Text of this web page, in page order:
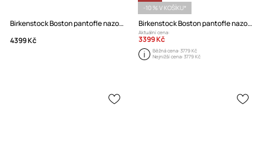
Birkenstock Boston pantofle nazouváky z nubuku
4399 Kč
-10 % V KOŠÍKU*
Birkenstock Boston pantofle nazouváky pánské semišové
Aktuální cena:
3399 Kč
Běžná cena:3779 Kč
Nejnižší cena:3779 Kč